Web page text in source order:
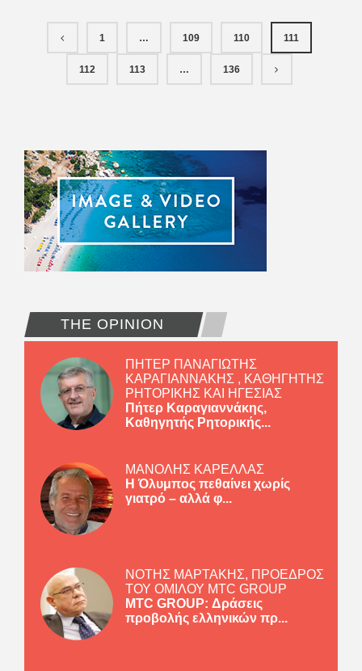
1 … 109 110 111
112 113 … 136
THE OPINION
ΠΗΤΕΡ ΠΑΝΑΓΙΩΤΗΣ
ΚΑΡΑΓΙΑΝΝΑΚΗΣ , ΚΑΘΗΓΗΤΗΣ
ΡΗΤΟΡΙΚΗΣ ΚΑΙ ΗΓΕΣΙΑΣ
Πήτερ Καραγιαννάκης,
Καθηγητής Ρητορικής...
ΜΑΝΟΛΗΣ ΚΑΡΕΛΛΑΣ
Η Όλυμπος πεθαίνει χωρίς
γιατρό – αλλά φ...
ΝΟΤΗΣ ΜΑΡΤΑΚΗΣ, ΠΡΟΕΔΡΟΣ
ΤΟΥ ΟΜΙΛΟΥ MTC GROUP
MTC GROUP: Δράσεις
προβολής ελληνικών πρ...